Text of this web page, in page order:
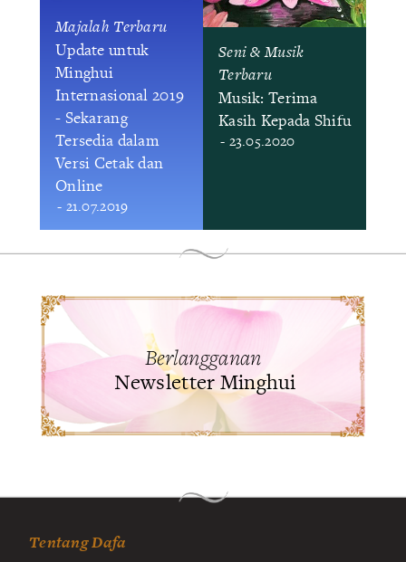
Majalah Terbaru
Update untuk
Minghui
Internasional 2019
- Sekarang
Tersedia dalam
Versi Cetak dan
Online
- 21.07.2019
Seni & Musik
Terbaru
Musik: Terima
Kasih Kepada Shifu
- 23.05.2020
Berlangganan
Newsletter Minghui
Tentang Dafa